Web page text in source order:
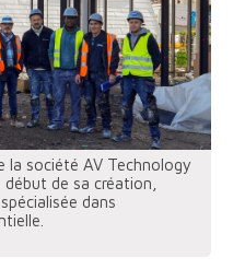
la société AV Technology
début de sa création,
dans